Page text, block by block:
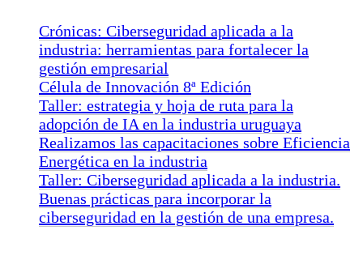
Crónicas: Ciberseguridad aplicada a la
industria: herramientas para fortalecer la
gestión empresarial
Célula de Innovación 8ª Edición
Taller: estrategia y hoja de ruta para la
adopción de IA en la industria uruguaya
Realizamos las capacitaciones sobre Eficiencia
Energética en la industria
Taller: Ciberseguridad aplicada a la industria.
Buenas prácticas para incorporar la
ciberseguridad en la gestión de una empresa.